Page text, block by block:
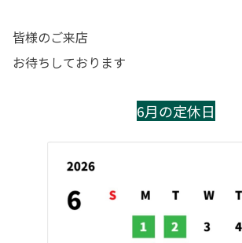
皆様のご来店
お待ちしております
6月の定休日